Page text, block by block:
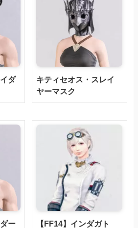
ダ
キティセオス・スレイ
ヤーマスク
ー
【FF14】インダガト